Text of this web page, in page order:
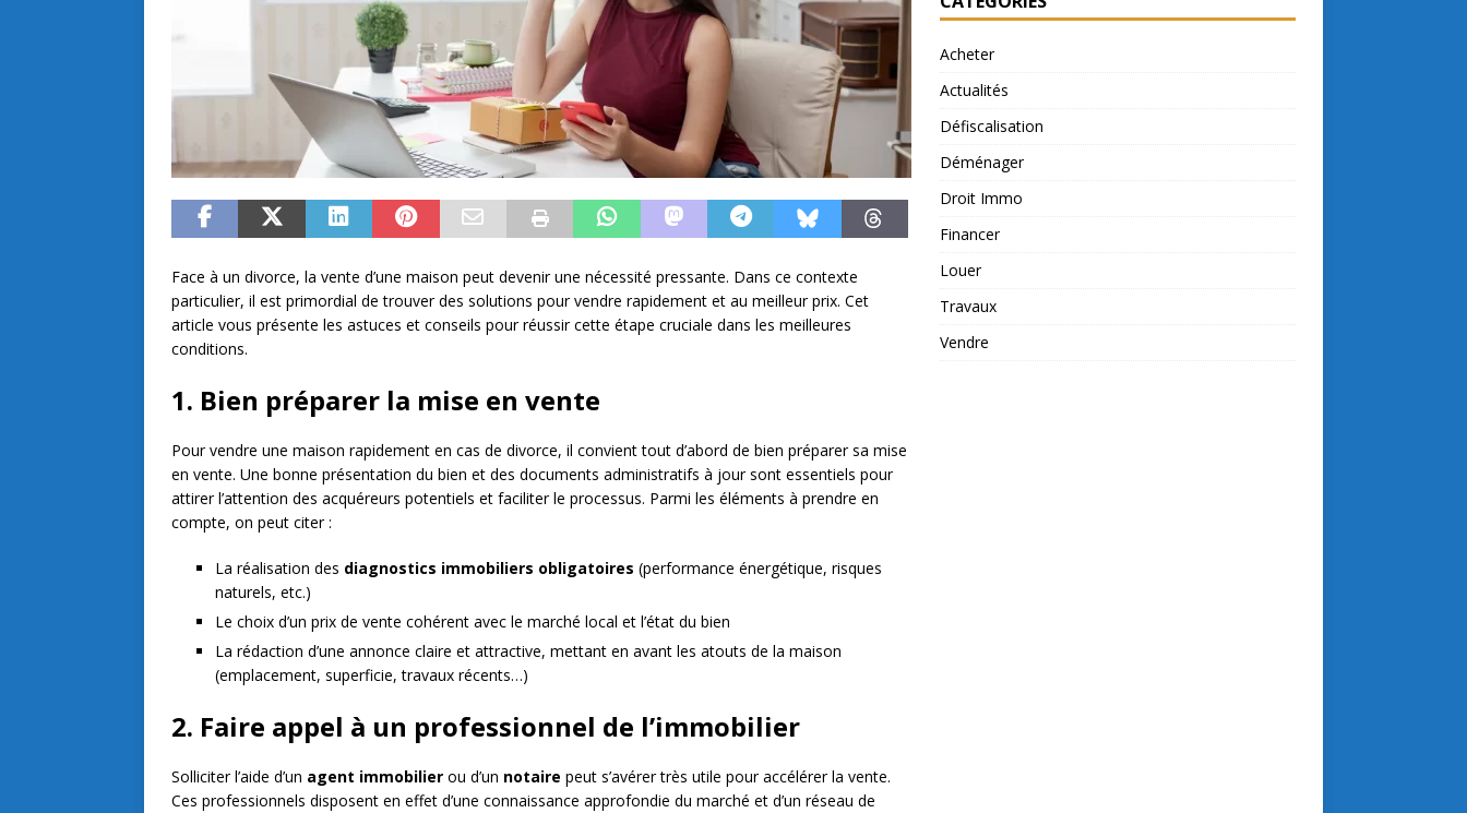
Face à un divorce, la vente d’une maison peut devenir une nécessité pressante. Dans ce contexte
particulier, il est primordial de trouver des solutions pour vendre rapidement et au meilleur prix. Cet
article vous présente les astuces et conseils pour réussir cette étape cruciale dans les meilleures
conditions.
1. Bien préparer la mise en vente
Pour vendre une maison rapidement en cas de divorce, il convient tout d’abord de bien préparer sa mise
en vente. Une bonne présentation du bien et des documents administratifs à jour sont essentiels pour
attirer l’attention des acquéreurs potentiels et faciliter le processus. Parmi les éléments à prendre en
compte, on peut citer :
La réalisation des diagnostics immobiliers obligatoires (performance énergétique, risques
naturels, etc.)
Le choix d’un prix de vente cohérent avec le marché local et l’état du bien
La rédaction d’une annonce claire et attractive, mettant en avant les atouts de la maison
(emplacement, superficie, travaux récents…)
2. Faire appel à un professionnel de l’immobilier
Solliciter l’aide d’un agent immobilier ou d’un notaire peut s’avérer très utile pour accélérer la vente.
Ces professionnels disposent en effet d’une connaissance approfondie du marché et d’un réseau de
Acheter
Actualités
Défiscalisation
Déménager
Droit Immo
Financer
Louer
Travaux
Vendre